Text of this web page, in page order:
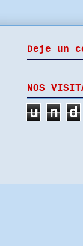
Deje un
NOS
u n d